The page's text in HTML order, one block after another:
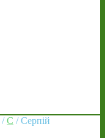
/С / Серпій